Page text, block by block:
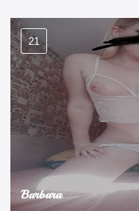
21
Barbara